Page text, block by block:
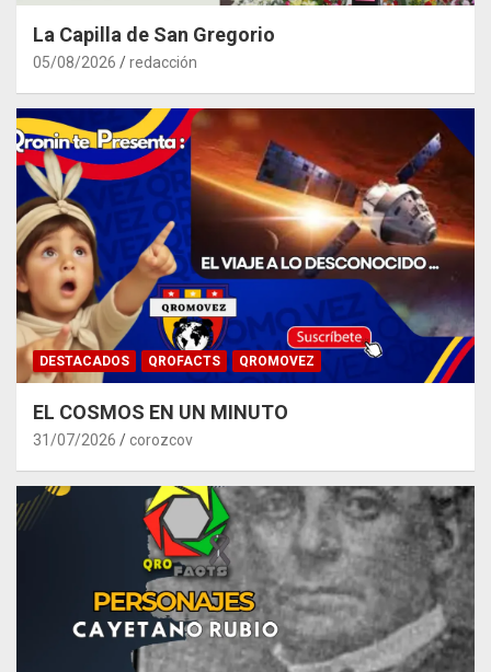
La Capilla de San Gregorio
05/08/2026 redacción
DESTACADOS QROFACTS QROMOVEZ
EL COSMOS EN UN MINUTO
31/07/2026 corozcov